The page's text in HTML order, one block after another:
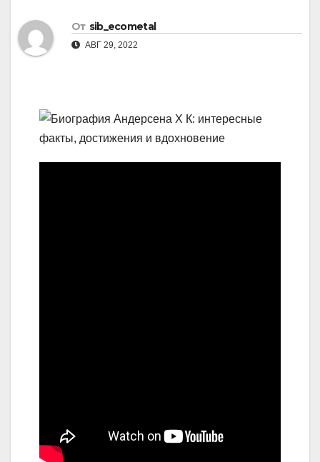
От sib_ecometal
АВГ 29, 2022